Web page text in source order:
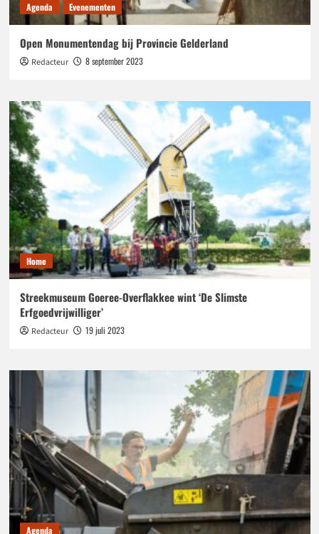
Agenda Evenementen
Open Monumentendag bij Provincie Gelderland
Redacteur 8 september 2023
Home
Streekmuseum Goeree-Overflakkee wint ‘De Slimste
Erfgoedvrijwilliger’
Redacteur 19 juli 2023
Agenda